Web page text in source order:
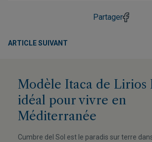
Partager
ARTICLE SUIVANT
Modèle Itaca de Lirios
idéal pour vivre en
Méditerranée
Cumbre del Sol est le paradis sur terre